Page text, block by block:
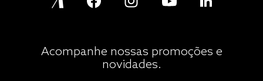
Acompanhe nossas promoções e
novidades.